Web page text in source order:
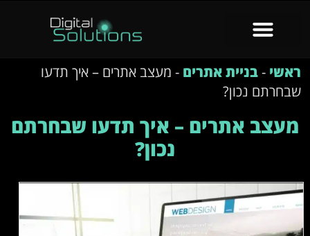
ראשי -בניית אתרים - מעצב אתרים – איך תדעו
שבחרתם נכון?
מעצב אתרים – איך תדעו שבחרתם
נכון?